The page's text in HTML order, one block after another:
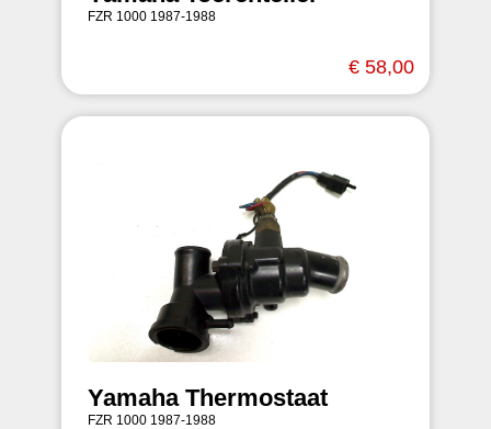
FZR 1000 1987-1988
€ 58,00
Yamaha Thermostaat
FZR 1000 1987-1988